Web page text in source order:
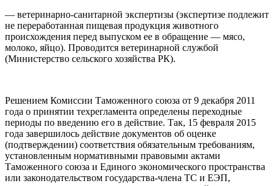
— ветеринарно-санитарной экспертизы (экспертизе подлежит
не переработанная пищевая продукция животного
происхождения перед выпуском ее в обращение — мясо,
молоко, яйцо). Проводится ветеринарной службой
(Министерство сельского хозяйства РК).
Решением Комиссии Таможенного союза от 9 декабря 2011
года о принятии техрегламента определены переходные
периоды по введению его в действие. Так, 15 февраля 2015
года завершилось действие документов об оценке
(подтверждении) соответствия обязательным требованиям,
установленным нормативными правовыми актами
Таможенного союза и Единого экономического пространства
или законодательством государства-члена ТС и ЕЭП,